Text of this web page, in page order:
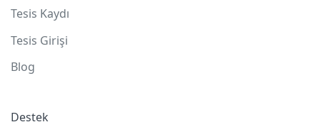
Tesis Kaydı
Tesis Girişi
Blog
Destek